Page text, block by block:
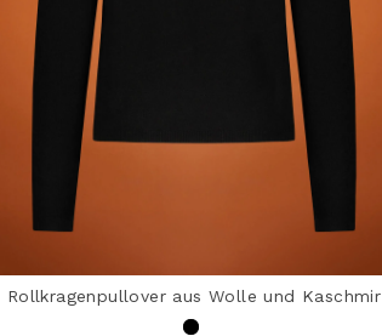
Rollkragenpullover aus Wolle und Kaschmir